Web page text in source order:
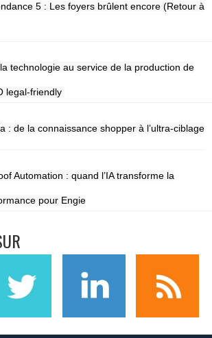
5 : Les foyers brûlent encore (Retour à
technologie au service de la production de
legal-friendly
: de la connaissance shopper à l’ultra-ciblage
Automation : quand l’IA transforme la
pour Engie